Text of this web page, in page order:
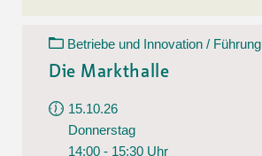
Betriebe und Innovation / Führung
Die Markthalle
15.10.26
Donnerstag
14:00 - 15:30 Uhr